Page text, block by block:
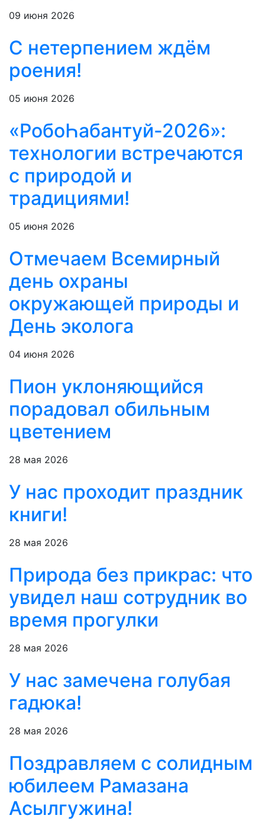
09 июня 2026
С нетерпением ждём
роения!
05 июня 2026
«РобоҺабантуй-2026»:
технологии встречаются
с природой и
традициями!
05 июня 2026
Отмечаем Всемирный
день охраны
окружающей природы и
День эколога
04 июня 2026
Пион уклоняющийся
порадовал обильным
цветением
28 мая 2026
У нас проходит праздник
книги!
28 мая 2026
Природа без прикрас: что
увидел наш сотрудник во
время прогулки
28 мая 2026
У нас замечена голубая
гадюка!
28 мая 2026
Поздравляем с солидным
юбилеем Рамазана
Асылгужина!